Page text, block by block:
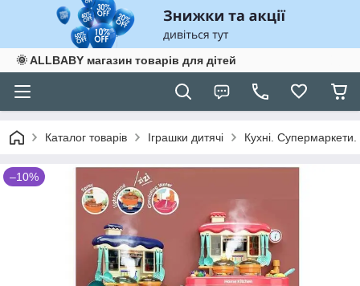
🌞 ALLBABY магазин товарів для дітей
Каталог товарів Іграшки дитячі Кухні. Супермаркети.
–10%